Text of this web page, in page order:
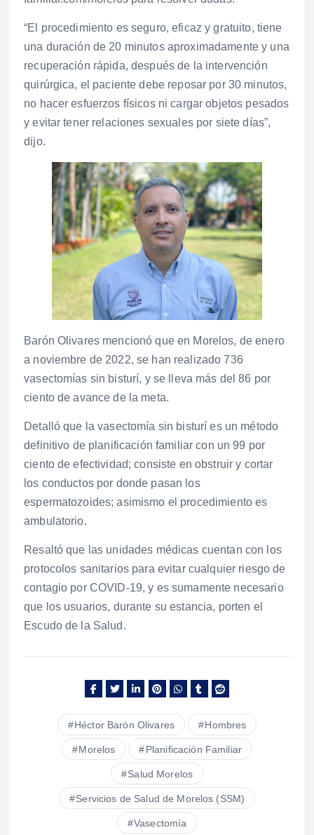
“El procedimiento es seguro, eficaz y gratuito, tiene
una duración de 20 minutos aproximadamente y una
recuperación rápida, después de la intervención
quirúrgica, el paciente debe reposar por 30 minutos,
no hacer esfuerzos físicos ni cargar objetos pesados
y evitar tener relaciones sexuales por siete días”,
dijo.
Barón Olivares mencionó que en Morelos, de enero
a noviembre de 2022, se han realizado 736
vasectomías sin bisturí, y se lleva más del 86 por
ciento de avance de la meta.
Detalló que la vasectomía sin bisturí es un método
definitivo de planificación familiar con un 99 por
ciento de efectividad; consiste en obstruir y cortar
los conductos por donde pasan los
espermatozoides; asimismo el procedimiento es
ambulatorio.
Resaltó que las unidades médicas cuentan con los
protocolos sanitarios para evitar cualquier riesgo de
contagio por COVID-19, y es sumamente necesario
que los usuarios, durante su estancia, porten el
Escudo de la Salud.
Héctor Barón Olivares Hombres
Morelos Planificación Familiar
Salud Morelos
Servicios de Salud de Morelos (SSM)
Vasectomía